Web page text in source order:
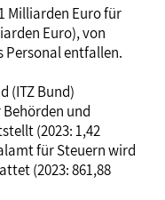
Milliarden Euro für
Euro), von
Personal entfallen.
(ITZ Bund)
und
(2023: 1,42
für Steuern wird
(2023: 861,88